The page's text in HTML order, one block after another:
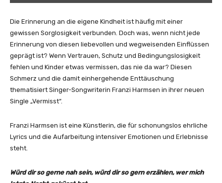
o
n
Y
o
u
T
u
b
Die Erinnerung an die eigene Kindheit ist häufig mit einer
gewissen Sorglosigkeit verbunden. Doch was, wenn nicht jede
Erinnerung von diesen liebevollen und wegweisenden Einflüssen
geprägt ist? Wenn Vertrauen, Schutz und Bedingungslosigkeit
fehlen und Kinder etwas vermissen, das nie da war? Diesen
Schmerz und die damit einhergehende Enttäuschung
thematisiert Singer-Songwriterin Franzi Harmsen in ihrer neuen
Single „Vermisst“.
Franzi Harmsen ist eine Künstlerin, die für schonungslos ehrliche
Lyrics und die Aufarbeitung intensiver Emotionen und Erlebnisse
steht.
Würd dir so gerne nah sein, würd dir so gern erzählen, wer mich